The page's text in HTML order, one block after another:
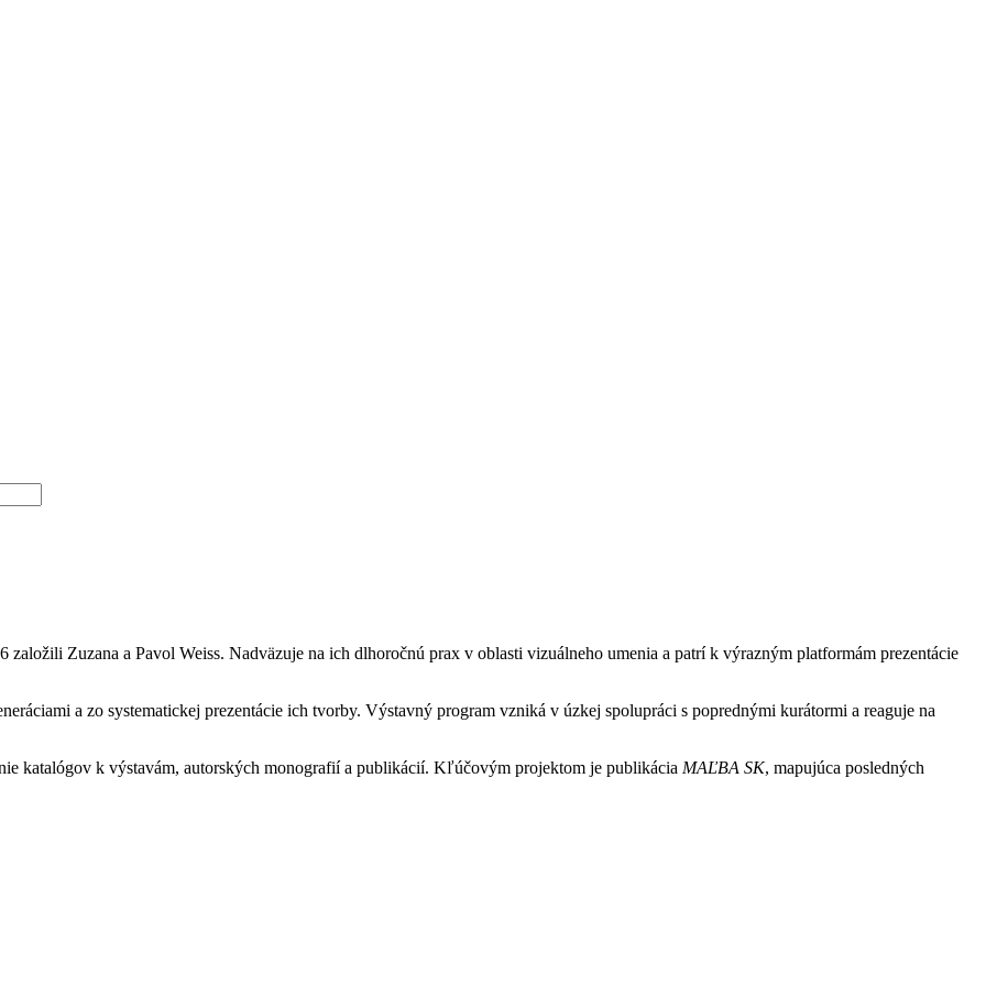
Zuzana a Pavol Weiss. Nadväzuje na ich dlhoročnú prax v oblasti vizuálneho umenia a patrí k výrazným platformám prezentácie
a zo systematickej prezentácie ich tvorby. Výstavný program vzniká v úzkej spolupráci s poprednými kurátormi a reaguje na
katalógov k výstavám, autorských monografií a publikácií. Kľúčovým projektom je publikácia MAĽBA SK, mapujúca posledných